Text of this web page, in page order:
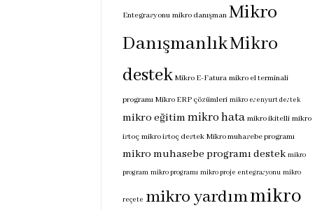
Entegrasyonu mikro danışman Mikro
DanışmanlıkMikro
destek Mikro E-Fatura mikro el terminali
programı Mikro ERP çözümleri mikro esenyurt destek
mikro eğitimmikro hata mikro ikitelli mikro
istoç mikro istoç destek Mikro muhasebe programı
mikro muhasebe programı destek mikro
program mikro programı mikro proje entegrasyonu mikro
reçete mikro yardımmikro